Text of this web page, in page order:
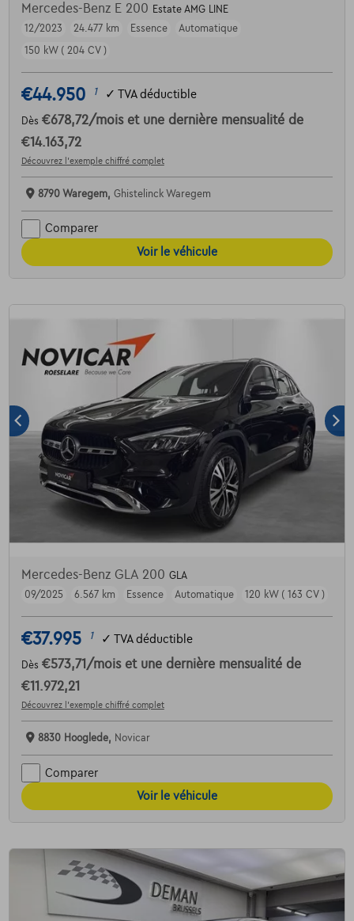
Mercedes-Benz E 200 Estate AMG LINE
12/2023
24.477 km Essence
Automatique
150 kW ( 204 CV )
€44.950 1 ✓ TVA déductible
Dès €678,72/mois et une dernière mensualité de
€14.163,72
Découvrez l’exemple chiffré complet
8790 Waregem, Ghistelinck Waregem
Comparer
Voir le véhicule
Mercedes-Benz GLA 200 GLA
09/2025
6.567 km Essence Automatique 120 kW ( 163 CV )
€37.995 1 ✓ TVA déductible
Dès €573,71 /mois et une dernière mensualité de
€11.972,21
Découvrez l’exemple chiffré complet
8830 Hooglede, Novicar
Comparer
Voir le véhicule